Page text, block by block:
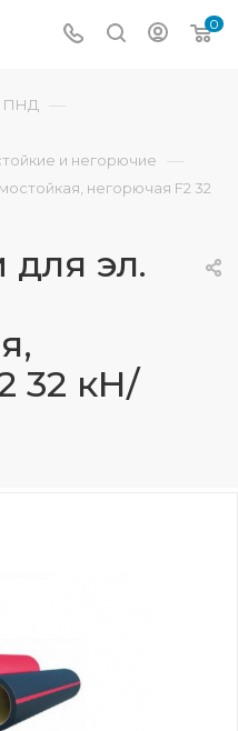
0
ПНД —
и негорючие —
негорючая F2 32
для эл.
32 кН/